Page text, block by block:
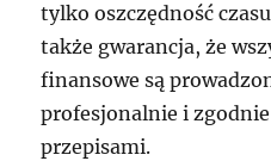
tylko oszczędność
także gwarancja, że
finansowe są
profesjonalnie i
przepisami.